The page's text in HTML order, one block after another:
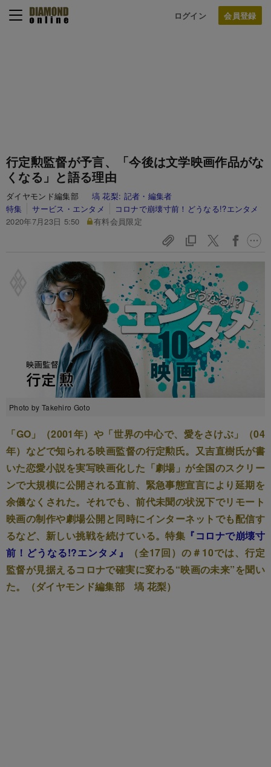
ログイン
行定勲監督が予言、「今後は文学映画作品がな
くなる」と語る理由
ダイヤモンド編集部 塙 花梨: 記者・編集者
特集
サービス・エンタメ
コロナで崩壊寸前！どうなる!?エンタメ
2020年7月23日 5:50
有料会員限定
Photo by Takehiro Goto
「GO」（2001年）や「世界の中心で、愛をさけぶ」（04
年）などで知られる映画監督の行定勲氏。又吉直樹氏が書
いた恋愛小説を実写映画化した「劇場」が全国のスクリー
ンで大規模に公開される直前、緊急事態宣言により延期を
余儀なくされた。それでも、前代未聞の状況下でリモート
映画の制作や劇場公開と同時にインターネットでも配信す
るなど、新しい挑戦を続けている。特集 『コロナで崩壊寸
前！どうなる!?エンタメ』
（全17回）の＃10では、行定
監督が見据えるコロナで確実に変わる“映画の未来”を聞い
た。（ダイヤモンド編集部 塙 花梨）